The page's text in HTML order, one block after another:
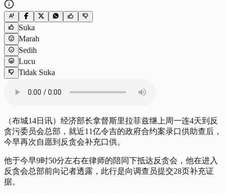
Suka
Marah
Sedih
Lucu
Tidak Suka
（布城14日讯）经济部长拿督斯里拉菲兹继上周一连4天到反
贪污委员会总部，就近11亿令吉的政府合约案录口供助查后，
今早再次自愿到反贪会补充口供。
他于今早9时50分左右在律师的陪同下抵达反贪会，他在进入
反贪会总部前向记者透露，此行是向调查员提交28页补充证
据。